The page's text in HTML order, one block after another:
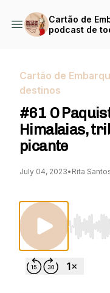
Cartão de
podcast de
Cartão de
destinos
#61 O
Himalaias,
picante
July 04, 2023• Rita
Use